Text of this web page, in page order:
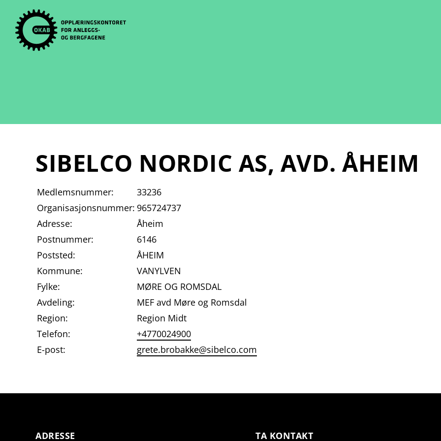
content
SIBELCO NORDIC AS, AVD. ÅHEIM
Medlemsnummer:
33236
Organisasjonsnummer: 965724737
Adresse:
Åheim
Postnummer:
6146
Poststed:
ÅHEIM
Kommune:
VANYLVEN
Fylke:
MØRE OG ROMSDAL
Avdeling:
MEF avd Møre og Romsdal
Region:
Region Midt
Telefon:
+4770024900
E-post:
grete.brobakke@sibelco.com
ADRESSE TA KONTAKT